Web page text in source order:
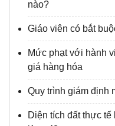
nào?
Giáo viên có bắt
Mức phạt với hành
giá hàng hóa
Quy trình giám định
Diện tích đất thực